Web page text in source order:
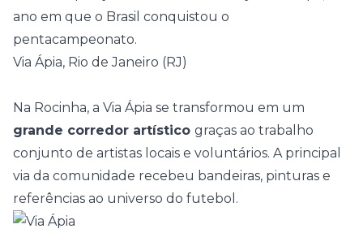
ano em que o Brasil conquistou o
pentacampeonato.
Via Ápia, Rio de Janeiro (RJ)
Na Rocinha, a Via Ápia se transformou em um
grande corredor artístico graças ao trabalho
conjunto de artistas locais e voluntários. A principal
via da comunidade recebeu bandeiras, pinturas e
referências ao universo do futebol.